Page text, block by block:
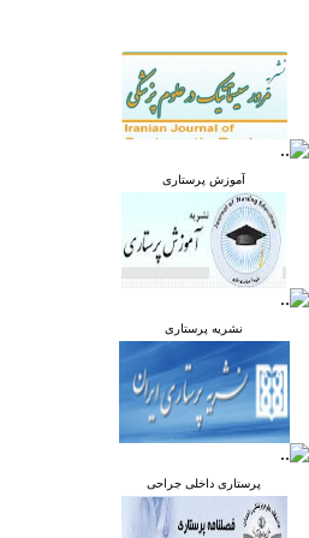
آموزش پرستاری
نشریه پرستاری
پرستاری داخلی جراحی